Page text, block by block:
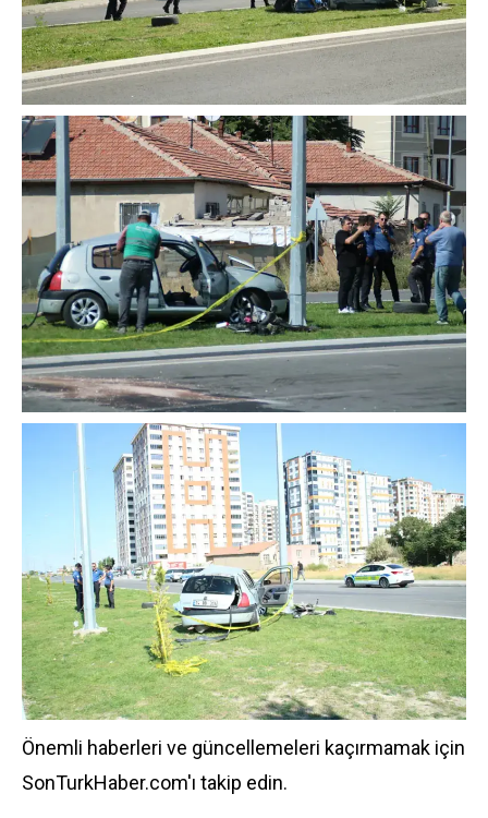
Önemli haberleri ve güncellemeleri kaçırmamak için
SonTurkHaber.com'ı takip edin.